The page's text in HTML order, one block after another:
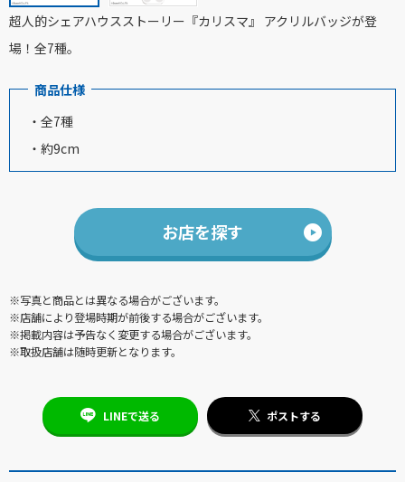
超人的シェアハウスストーリー『カリスマ』 アクリルバッジが登
場！全7種。
商品仕様
・全7種
・約9cm
お店を探す
※写真と商品とは異なる場合がございます。
※店舗により登場時期が前後する場合がございます。
※掲載内容は予告なく変更する場合がございます。
※取扱店舗は随時更新となります。
LINEで送る ポストする